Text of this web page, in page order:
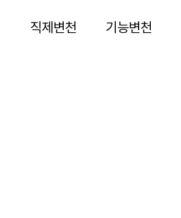
직제변천 기능변천